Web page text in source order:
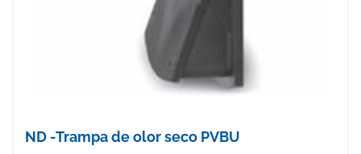
ND -Trampa de olor seco PVBU